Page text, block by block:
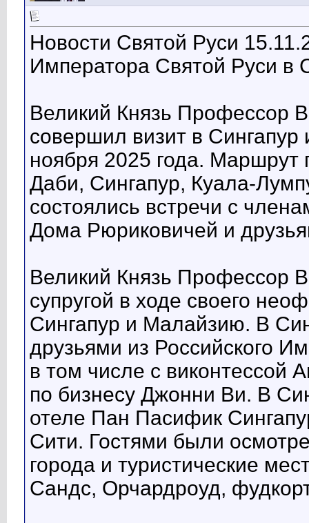
Новости Святой Руси
Императора Святой Руси в
Великий Князь Профессор
совершил визит в
ноября 2025 года. Маршрут
Даби, Сингапур, Куала-
состоялись встречи с
Дома Рюриковичей и
Великий Князь Профессор
супругой в ходе своего
Сингапур и Малайзию. В
друзьями из Российского
в том числе с виконтессой
по бизнесу Джонни Ви. В
отеле Пан Пасифик
Сити. Гостями были
города и туристические
Сандс, Орчардроуд,